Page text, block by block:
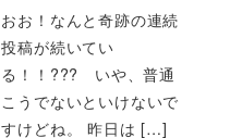
おお！なんと奇跡の連続
投稿が続いてい
る！！??? いや、普通
こうでないといけないで
すけどね。 昨日は […]